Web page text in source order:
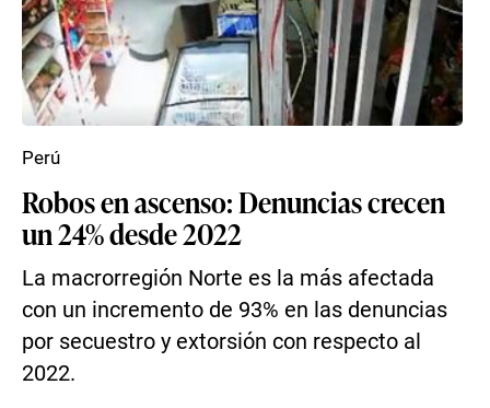
Robos en ascenso: Denuncias crecen
un 24% desde 2022
La macrorregión Norte es la más afectada
con un incremento de 93% en las denuncias
por secuestro y extorsión con respecto al
2022.
Perú